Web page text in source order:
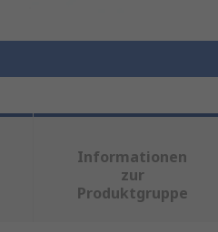
Informationen
zur
Produktgruppe